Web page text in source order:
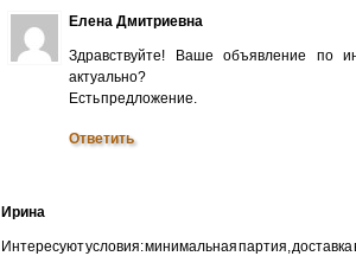
Елена Дмитриевна
Здравствуйте! Ваше объявление по
актуально?
Есть предложение.
Ответить
Ирина
Интересуют условия: минимальная партия, доставка